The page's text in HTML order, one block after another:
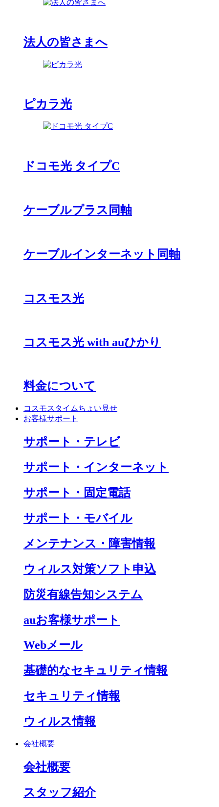
法人の皆さまへ
ピカラ光
ドコモ光 タイプC
ケーブルプラス同軸
ケーブルインターネット同軸
コスモス光
コスモス光 with auひかり
料金について
コスモスタイムちょい見せ
お客様サポート
サポート・テレビ
サポート・インターネット
サポート・固定電話
サポート・モバイル
メンテナンス・障害情報
ウィルス対策ソフト申込
防災有線告知システム
auお客様サポート
Webメール
基礎的なセキュリティ情報
セキュリティ情報
ウィルス情報
会社概要
会社概要
スタッフ紹介